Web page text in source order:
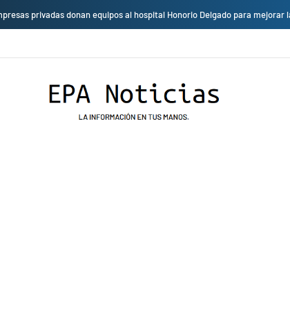
de sede: Vicentico y Los Fabulosos Cadillacs se presentarán en el